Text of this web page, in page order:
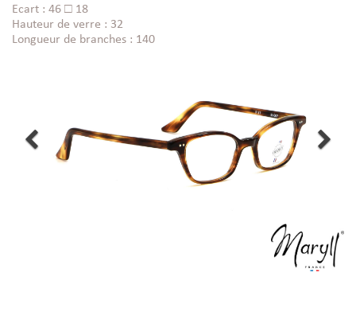
Ecart : 46 □ 18
Hauteur de verre : 32
Longueur de branches : 140